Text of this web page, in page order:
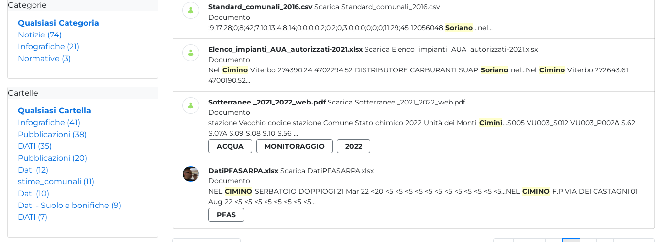
Categorie
Qualsiasi Categoria
Notizie (74)
Infografiche (21)
Normative (3)
Cartelle
Qualsiasi Cartella
Infografiche (41)
Pubblicazioni (38)
DATI (35)
Pubblicazioni (20)
Dati (12)
stime_comunali (11)
Dati (10)
Dati - Suolo e bonifiche (9)
DATI (7)
Standard_comunali_2016.csv Scarica Standard_comunali_2016.csv
Documento
;9;17;28;0;8;42;7;10;13;4;8;14;0;0;0;0,2;0,2;0,3;0;0;0;0;0;0;11;29;45 12056048;Soriano...nel...
Elenco_impianti_AUA_autorizzati-2021.xlsx Scarica Elenco_impianti_AUA_autorizzati-2021.xlsx
Documento
Nel Cimino Viterbo 274390.24 4702294.52 DISTRIBUTORE CARBURANTI SUAP Soriano nel...Nel Cimino Viterbo 272643.61
4700190.52...
Sotterranee _2021_2022_web.pdf Scarica Sotterranee _2021_2022_web.pdf
Documento
stazione Vecchio codice stazione Comune Stato chimico 2022 Unità dei Monti Cimini...S005 VU003_S012 VU003_P002∆ S.62
S.07A S.09 S.08 S.10 S.56 ...
ACQUA
MONITORAGGIO 2022
DatiPFASARPA.xlsx Scarica DatiPFASARPA.xlsx
Documento
NEL CIMINO SERBATOIO DOPPIOGI 21 Mar 22 <20 <5 <5 <5 <5 <5 <5 <5 <5 <5 <5 <5 <5...NEL CIMINO F.P VIA DEI CASTAGNI 01
Aug 22 <5 <5 <5 <5 <5 <5 <5 <5...
PFAS